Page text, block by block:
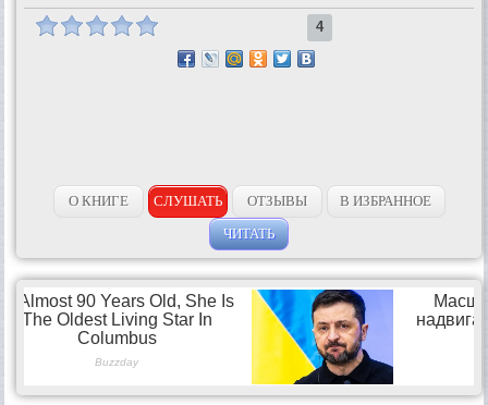
4
О КНИГЕ СЛУШАТЬ ОТЗЫВЫ
В ИЗБРАННОЕ
ЧИТАТЬ